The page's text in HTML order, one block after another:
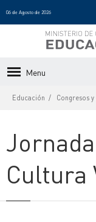
06 de Agosto de 2026
Menu
Educación Congresos
Cultura